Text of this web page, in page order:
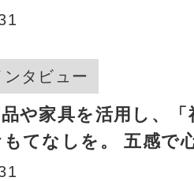
ンタビュー
や家具を活用し、「
もてなしを。 五感で